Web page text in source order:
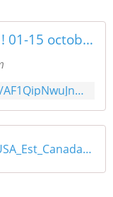
Canada U.S.A je me souviens ! 01-15 octobre 2022
https://photos.google.com/share/AF1QipNwuJnqNNhhQzCXQ4-Y9DfVj6GMUlAoe4M2toIYYdR-b3hgJvCxS3Sz_MUeuRxZNw?key=R1pobWc5ZzBTZTZIOHRlbm5sZDZDaFJDRW1xSXJR
2021_09_10_USA_Est_Canada_2022